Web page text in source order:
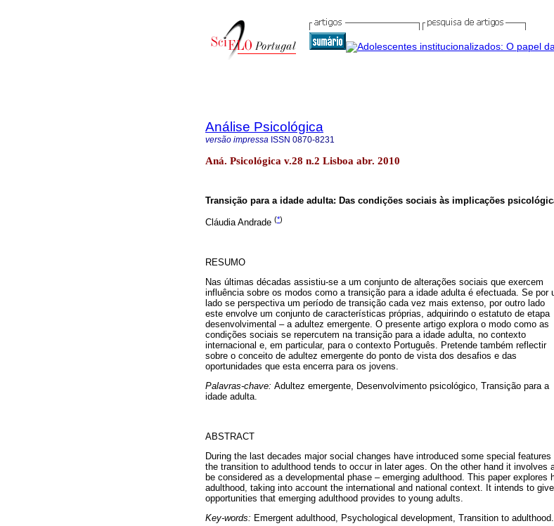
Análise Psicológica
versão impressa ISSN 0870-8231
Aná. Psicológica v.28 n.2 Lisboa abr. 2010
Transição para a idade adulta: Das condições sociais às implicações
Cláudia Andrade (*)
RESUMO
Nas últimas décadas assistiu-se a um conjunto de alterações sociais que exercem
influência sobre os modos como a transição para a idade adulta é efectuada. Se por
lado se perspectiva um período de transição cada vez mais extenso, por outro lado
este envolve um conjunto de características próprias, adquirindo o estatuto de etapa
desenvolvimental – a adultez emergente. O presente artigo explora o modo como as
condições sociais se repercutem na transição para a idade adulta, no contexto
internacional e, em particular, para o contexto Português. Pretende também reflectir
sobre o conceito de adultez emergente do ponto de vista dos desafios e das
oportunidades que esta encerra para os jovens.
Palavras-chave: Adultez emergente, Desenvolvimento psicológico, Transição para a
idade adulta.
ABSTRACT
During the last decades major social changes have introduced some special
the transition to adulthood tends to occur in later ages. On the other hand it
be considered as a developmental phase – emerging adulthood. This paper
adulthood, taking into account the international and national context. It intends to
opportunities that emerging adulthood provides to young adults.
Key-words: Emergent adulthood, Psychological development, Transition to adulthood.